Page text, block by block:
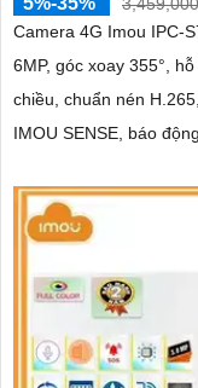
Camera 4G Imou IPC-
6MP, góc xoay 355°,
chiều, chuẩn nén
IMOU SENSE, báo